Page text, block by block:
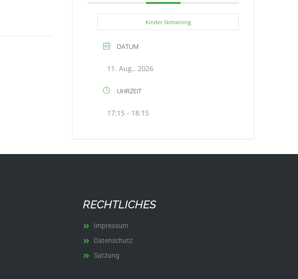
Kinder Skitraining
DATUM
11. Aug.. 2026
UHRZEIT
17:15 - 18:15
RECHTLICHES
Impressum
Datenschutz
Satzung